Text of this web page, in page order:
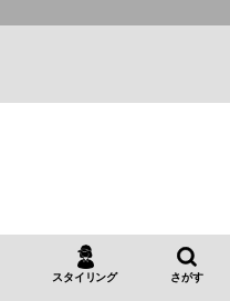
スタイリング さがす